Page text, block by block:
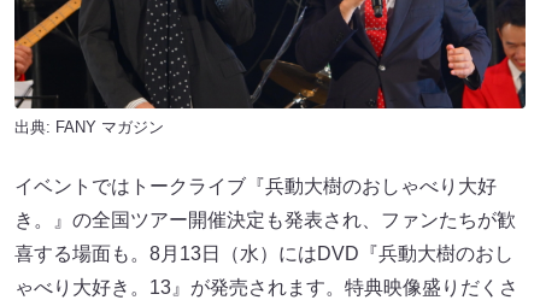
出典: FANY マガジン
イベントではトークライブ『兵動大樹のおしゃべり大好
き。』の全国ツアー開催決定も発表され、ファンたちが歓
喜する場面も。8月13日（水）にはDVD『兵動大樹のおし
ゃべり大好き。13』が発売されます。特典映像盛りだくさ